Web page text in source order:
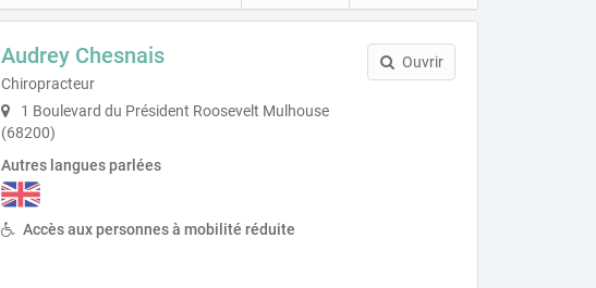
Audrey Chesnais
Chiropracteur
1 Boulevard du Président Roosevelt Mulhouse
(68200)
Autres langues parlées
Accès aux personnes à mobilité réduite
Ouvrir